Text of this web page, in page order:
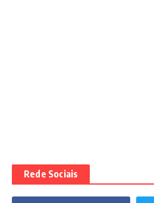
Rede Sociais